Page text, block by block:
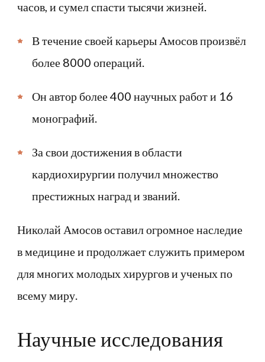
часов, и сумел спасти тысячи жизней.
В течение своей карьеры Амосов произвёл
более 8000 операций.
Он автор более 400 научных работ и 16
монографий.
За свои достижения в области
кардиохирургии получил множество
престижных наград и званий.
Николай Амосов оставил огромное наследие
в медицине и продолжает служить примером
для многих молодых хирургов и ученых по
всему миру.
Научные исследования